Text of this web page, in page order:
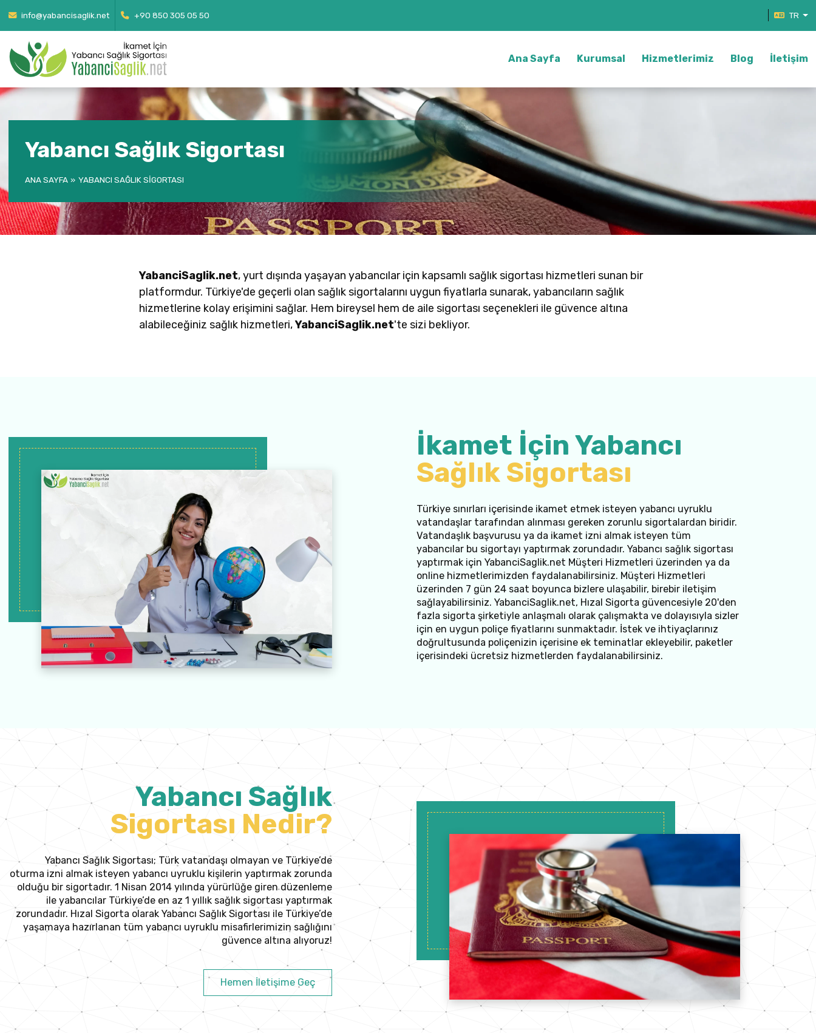
info@yabancisaglik.net +90 850 305 05 50 TR
Ana Sayfa Kurumsal Hizmetlerimiz Blog İletişim
Yabancı Sağlık Sigortası
ANA SAYFA YABANCI SAĞLIK SIGORTASI
YabanciSaglik.net, yurt dışında yaşayan yabancılar için kapsamlı sağlık sigortası hizmetleri sunan bir
platformdur. Türkiye'de geçerli olan sağlık sigortalarını uygun fiyatlarla sunarak, yabancıların sağlık
hizmetlerine kolay erişimini sağlar. Hem bireysel hem de aile sigortası seçenekleri ile güvence altına
alabileceğiniz sağlık hizmetleri,YabanciSaglik.net'te sizi bekliyor.
İkamet İçin Yabancı
Sağlık Sigortası
Türkiye sınırları içerisinde ikamet etmek isteyen yabancı uyruklu
vatandaşlar tarafından alınması gereken zorunlu sigortalardan biridir.
Vatandaşlık başvurusu ya da ikamet izni almak isteyen tüm
yabancılar bu sigortayı yaptırmak zorundadır. Yabancı sağlık sigortası
yaptırmak için YabanciSaglik.net Müşteri Hizmetleri üzerinden ya da
online hizmetlerimizden faydalanabilirsiniz. Müşteri Hizmetleri
üzerinden 7 gün 24 saat boyunca bizlere ulaşabilir, birebir iletişim
sağlayabilirsiniz. YabanciSaglik.net, Hızal Sigorta güvencesiyle 20'den
fazla sigorta şirketiyle anlaşmalı olarak çalışmakta ve dolayısıyla sizler
için en uygun poliçe fiyatlarını sunmaktadır. İstek ve ihtiyaçlarınız
doğrultusunda poliçenizin içerisine ek teminatlar ekleyebilir, paketler
içerisindeki ücretsiz hizmetlerden faydalanabilirsiniz.
Yabancı Sağlık
Sigortası Nedir?
Yabancı Sağlık Sigortası; Türk vatandaşı olmayan ve Türkiye’de
oturma izni almak isteyen yabancı uyruklu kişilerin yaptırmak zorunda
olduğu bir sigortadır. 1 Nisan 2014 yılında yürürlüğe giren düzenleme
ile yabancılar Türkiye’de en az 1 yıllık sağlık sigortası yaptırmak
zorundadır. Hızal Sigorta olarak Yabancı Sağlık Sigortası ile Türkiye’de
yaşamaya hazırlanan tüm yabancı uyruklu misafirlerimizin sağlığını
güvence altına alıyoruz!
Hemen İletişime Geç